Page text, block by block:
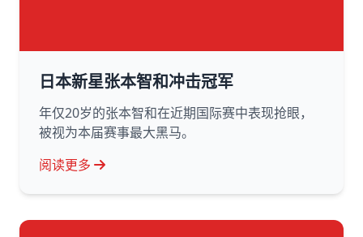
日本新星张本智和冲击冠军
年仅20岁的张本智和在近期国际赛中表现抢眼，
被视为本届赛事最大黑马。
阅读更多